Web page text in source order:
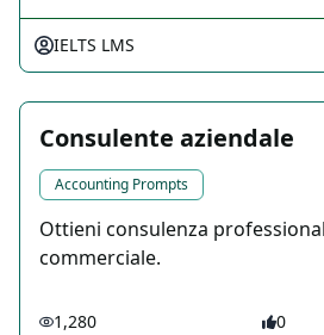
IELTS LMS
Consulente aziendale
Accounting Prompts
Ottieni consulenza
commerciale.
1,280 0